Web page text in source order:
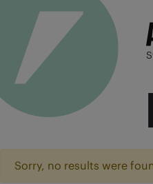
Sorry, no results were